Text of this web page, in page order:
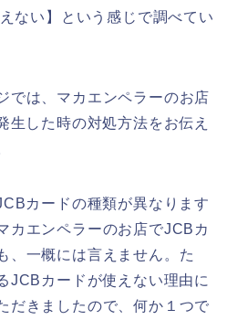
ない】という感じで調べてい
では、マカエンペラーのお店
生した時の対処方法をお伝え
カードの種類が異なります
カエンペラーのお店でJCBカ
、一概には言えません。た
JCBカードが使えない理由に
だきましたので、何か１つで